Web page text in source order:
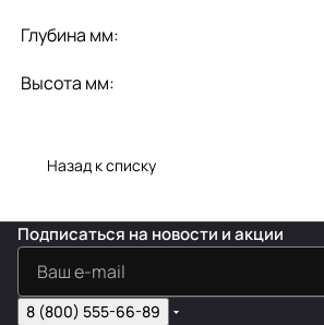
Глубина мм:
Высота мм:
Назад к списку
Подписаться на новости и акции
8 (800) 555-66-89